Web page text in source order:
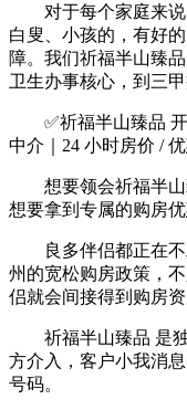
对于每个家庭来说
白叟、小孩的，有好
障。我们祈福半山臻
卫生办事核心，到三
✅祈福半山臻品 开
中介｜24 小时房价 /
想要领会祈福半山
想要拿到专属的购房
良多伴侣都正在不
州的宽松购房政策，
侣就会间接得到购房
祈福半山臻品 是独
方介入，客户小我消
号码。